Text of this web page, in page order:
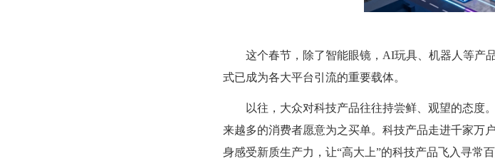
这个春节，除了智能眼镜，AI玩具、机器人等产
式已成为各大平台引流的重要载体。
以往，大众对科技产品往往持尝鲜、观望的态度。
来越多的消费者愿意为之买单。科技产品走进千家万
身感受新质生产力，让“高大上”的科技产品飞入寻常百